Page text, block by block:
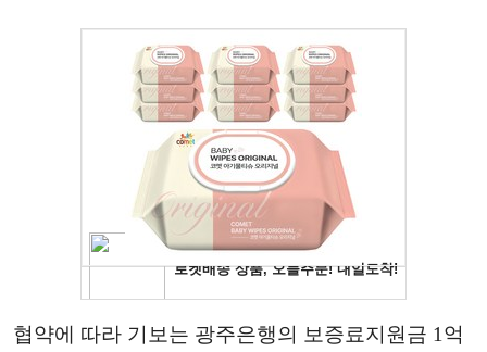
협약에 따라 기보는 광주은행의 보증료지원금 1억